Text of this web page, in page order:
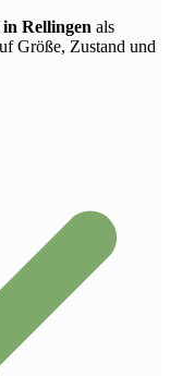
Rellingen als
Größe, Zustand und